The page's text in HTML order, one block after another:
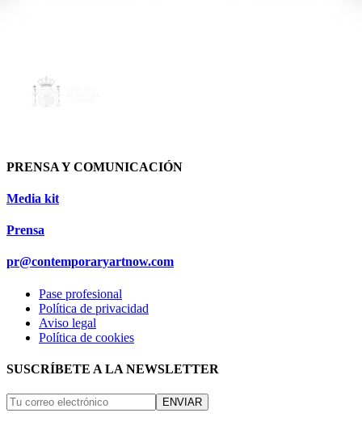
PRENSA Y COMUNICACIÓN
Media kit
Prensa
pr@contemporaryartnow.com
Pase profesional
Política de privacidad
Aviso legal
Política de cookies
SUSCRÍBETE A LA NEWSLETTER
ENVIAR